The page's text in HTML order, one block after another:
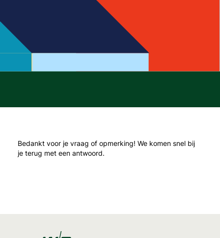
Bedankt voor je vraag of opmerking! We komen snel bij
je terug met een antwoord.